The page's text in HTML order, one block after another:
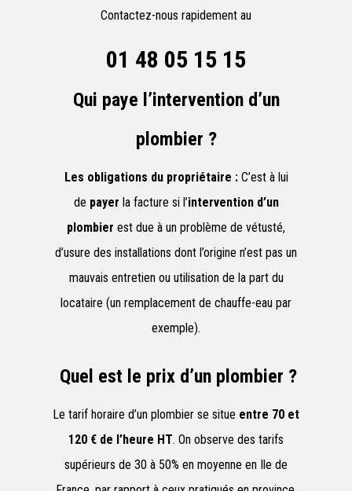
Contactez-nous rapidement au
01 48 05 15 15
Qui paye l’intervention d’un
plombier ?
Les obligations du propriétaire :C’est à lui
de payer la facture si l’intervention d’un
plombier est due à un problème de vétusté,
d’usure des installations dont l’origine n’est pas un
mauvais entretien ou utilisation de la part du
locataire (un remplacement de chauffe-eau par
exemple).
Quel est le prix d’un plombier ?
Le tarif horaire d’un plombier se situe entre 70 et
120 € de l’heure HT. On observe des tarifs
supérieurs de 30 à 50% en moyenne en Ile de